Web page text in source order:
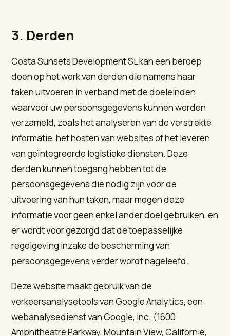
3. Derden
Costa Sunsets Development SL kan een beroep
doen op het werk van derden die namens haar
taken uitvoeren in verband met de doeleinden
waarvoor uw persoonsgegevens kunnen worden
verzameld, zoals het analyseren van de verstrekte
informatie, het hosten van websites of het leveren
van geïntegreerde logistieke diensten. Deze
derden kunnen toegang hebben tot de
persoonsgegevens die nodig zijn voor de
uitvoering van hun taken, maar mogen deze
informatie voor geen enkel ander doel gebruiken, en
er wordt voor gezorgd dat de toepasselijke
regelgeving inzake de bescherming van
persoonsgegevens verder wordt nageleefd.
Deze website maakt gebruik van de
verkeersanalysetools van Google Analytics, een
webanalysedienst van Google, Inc. (1600
Amphitheatre Parkway, Mountain View, Californië,